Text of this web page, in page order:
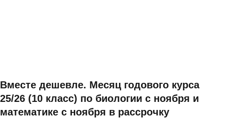
Вместе дешевле. Месяц годового курса
25/26 (10 класс) по биологии с ноября и
математике с ноября в рассрочку